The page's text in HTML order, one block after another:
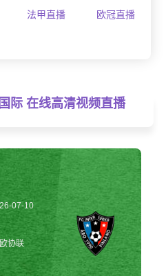
法甲直播
欧冠直播
际 在线高清视频直播
07-10
欧协联